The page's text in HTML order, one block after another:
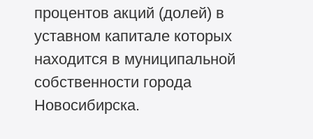
процентов акций (долей) в
уставном капитале которых
находится в муниципальной
собственности города
Новосибирска.